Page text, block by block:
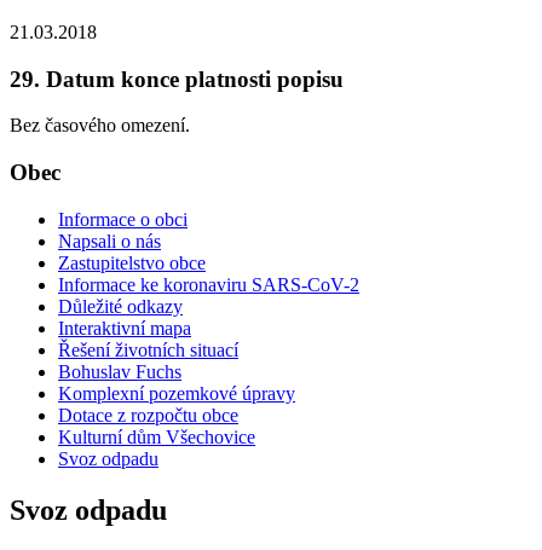
21.03.2018
29. Datum konce platnosti popisu
Bez časového omezení.
Obec
Informace o obci
Napsali o nás
Zastupitelstvo obce
Informace ke koronaviru SARS-CoV-2
Důležité odkazy
Interaktivní mapa
Řešení životních situací
Bohuslav Fuchs
Komplexní pozemkové úpravy
Dotace z rozpočtu obce
Kulturní dům Všechovice
Svoz odpadu
Svoz odpadu